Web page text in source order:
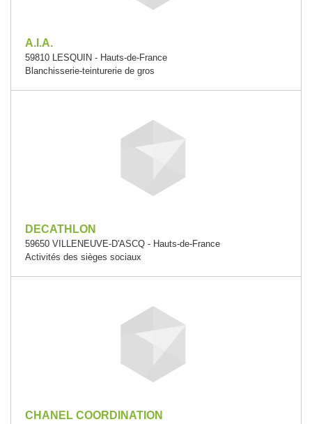
A.I.A.
59810 LESQUIN - Hauts-de-France
Blanchisserie-teinturerie de gros
DECATHLON
59650 VILLENEUVE-D'ASCQ - Hauts-de-France
Activités des sièges sociaux
CHANEL COORDINATION